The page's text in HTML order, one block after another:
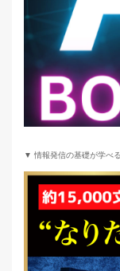
▼ 情報発信の基礎が学べ